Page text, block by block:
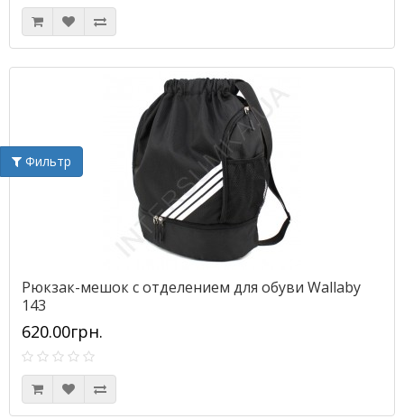
Рюкзак-мешок с отделением для обуви Wallaby
143
620.00грн.
Фильтр